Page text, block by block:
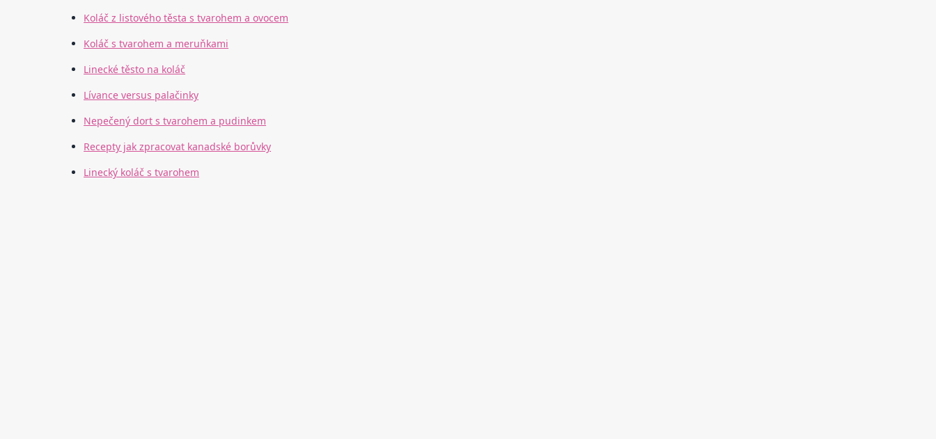
Koláč z listového těsta s tvarohem a ovocem
Koláč s tvarohem a meruňkami
Linecké těsto na koláč
Lívance versus palačinky
Nepečený dort s tvarohem a pudinkem
Recepty jak zpracovat kanadské borůvky
Linecký koláč s tvarohem